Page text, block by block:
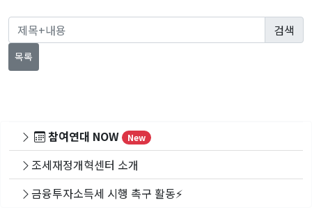
목록
참여연대 NOW New
조세재정개혁센터 소개
금융투자소득세 시행 촉구 활동⚡️